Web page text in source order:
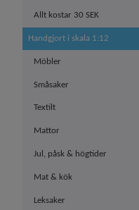
Allt kostar 30 SEK
Handgjort i skala 1:12
Möbler
Småsaker
Textilt
Mattor
Jul, påsk & högtider
Mat & kök
Leksaker